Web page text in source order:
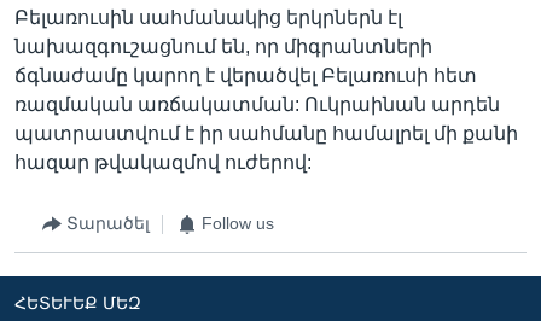
Բելառուսին սահմանակից երկրներն էլ
նախազգուշացնում են, որ միգրանտների
ճգնաժամը կարող է վերածվել Բելառուսի հետ
ռազմական առճակատման: Ուկրաինան արդեն
պատրաստվում է իր սահմանը համալրել մի քանի
հազար թվակազմով ուժերով:
Տարածել Follow us
ՀԵՏԵՒԵՔ ՄԵԶ